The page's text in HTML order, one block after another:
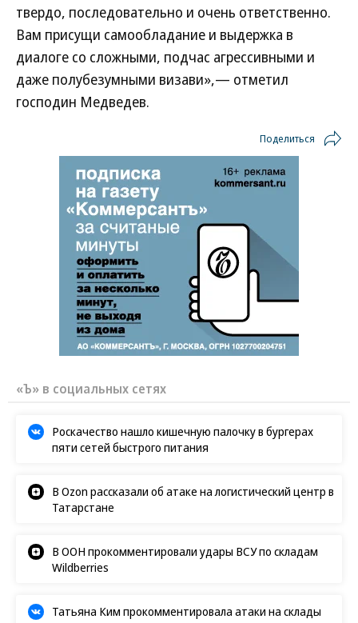
твердо, последовательно и очень ответственно.
Вам присущи самообладание и выдержка в
диалоге со сложными, подчас агрессивными и
даже полубезумными визави»,— отметил
господин Медведев.
Поделиться
«Ъ» в социальных сетях
Роскачество нашло кишечную палочку в бургерах
пяти сетей быстрого питания
В Ozon рассказали об атаке на логистический центр в
Татарстане
В ООН прокомментировали удары ВСУ по складам
Wildberries
Татьяна Ким прокомментировала атаки на склады